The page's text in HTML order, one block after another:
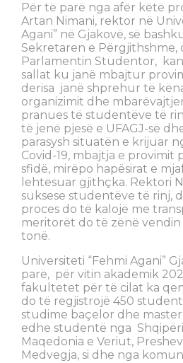
Për të parë nga afër këtë
Artan Nimani, rektor në
Agani” në Gjakovë, së
Sekretaren e Përgjithshme,
Parlamentin Studentor,
sallat ku janë mbajtur
derisa janë shprehur të
organizimit dhe
pranues të studentëve të
të jenë pjesë e UFAGJ-së
parasysh situatën e krijuar
Covid-19, mbajtja e provimit
sfidë, mirëpo hapësirat e
lehtësuar gjithçka. Rektori
suksese studentëve të rinj,
proces do të kalojë me
meritorët do të zënë
tonë.
Universiteti “Fehmi Agani”
parë, për vitin akademik
fakultetet për të cilat ka
do të regjistrojë 450
studime baçelor dhe
edhe studentë nga
Maqedonia e Veriut,
Medvegja, si dhe nga